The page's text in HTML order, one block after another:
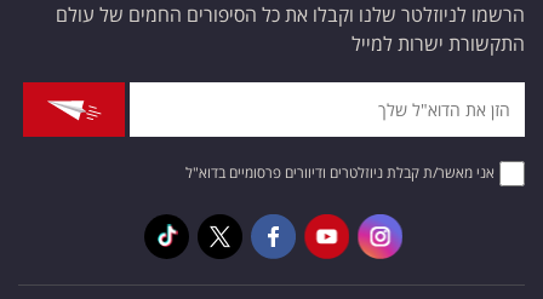
הרשמו לניוזלטר שלנו וקבלו את כל הסיפורים החמים של עולם
התקשורת ישרות למייל
אני מאשר/ת קבלת ניוזלטרים ודיוורים פרסומיים בדוא"ל